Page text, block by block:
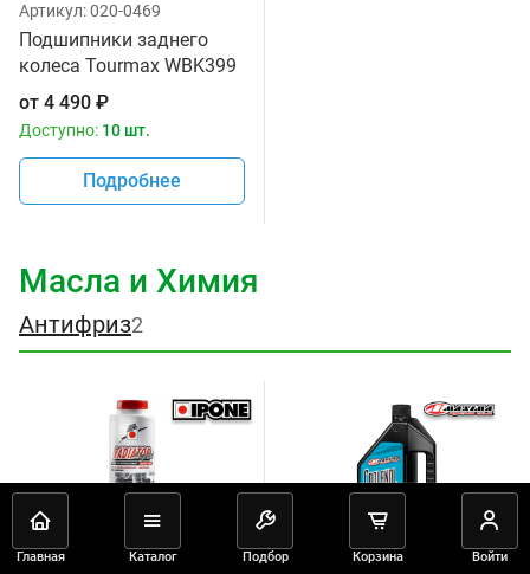
Артикул:020-0469
Подшипники заднего
колеса Tourmax WBK399
от 4 490 ₽
Доступно: 10 шт.
Подробнее
Масла и Химия
Антифриз2
Главная Каталог Подбор Корзина Войти